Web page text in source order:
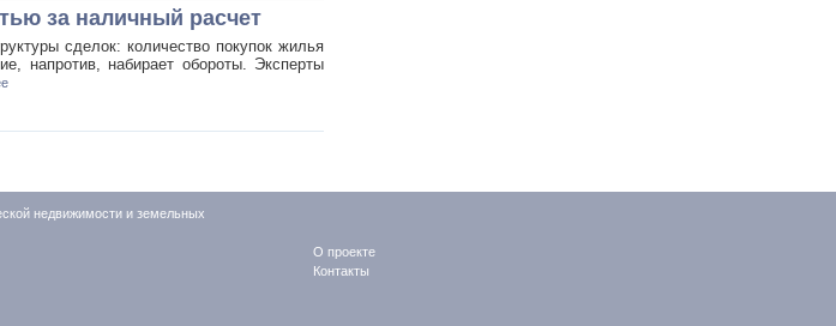
за наличный расчет
сделок: количество покупок жилья
напротив, набирает обороты. Эксперты
недвижимости и земельных
О проекте
Контакты